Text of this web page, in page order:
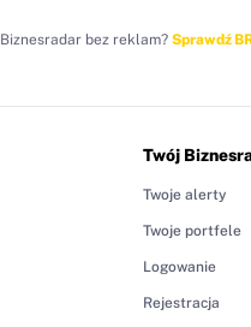
Biznesradar bez reklam? Sprawdź
Twój
Twoje alerty
Twoje portfele
Logowanie
Rejestracja